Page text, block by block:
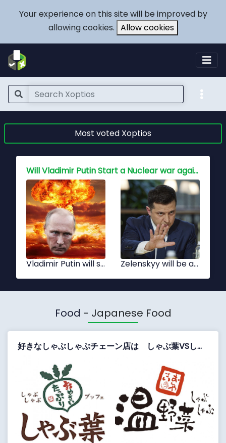
Your experience on this site will be improved by
allowing cookies. Allow cookies
Most voted Xoptios
Who holds the key to peace for China, Is war inevitable?
Xi Jinping Tsai Ing-wen
Food - Japanese Food
好きなしゃぶしゃぶチェーン店は しゃぶ葉VSしゃぶしゃぶ温野菜